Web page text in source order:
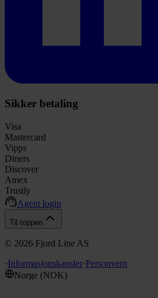
Sikker betaling
Visa
Mastercard
Vipps
Diners
Discover
Amex
Trustly
Agent login
Til toppen
© 2026 Fjord Line AS
·Informasjonskapsler·Personvern
Norge (NOK)